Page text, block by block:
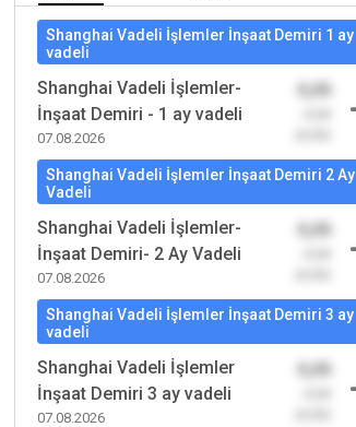
Shanghai Vadeli İşlemler İnşaat Demiri 1 ay
vadeli
Shanghai Vadeli İşlemler-
İnşaat Demiri - 1 ay vadeli
07.08.2026
Shanghai Vadeli İşlemler İnşaat Demiri 2 Ay
Vadeli
Shanghai Vadeli İşlemler-
İnşaat Demiri- 2 Ay Vadeli
07.08.2026
Shanghai Vadeli İşlemler İnşaat Demiri 3 ay
vadeli
Shanghai Vadeli İşlemler
İnşaat Demiri 3 ay vadeli
07.08.2026